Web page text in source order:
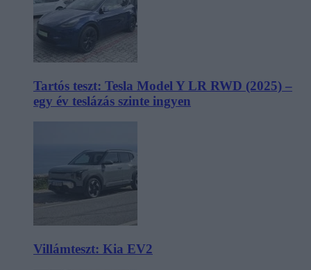
Tartós teszt: Tesla Model Y LR RWD (2025) –
egy év teslázás szinte ingyen
Villámteszt: Kia EV2